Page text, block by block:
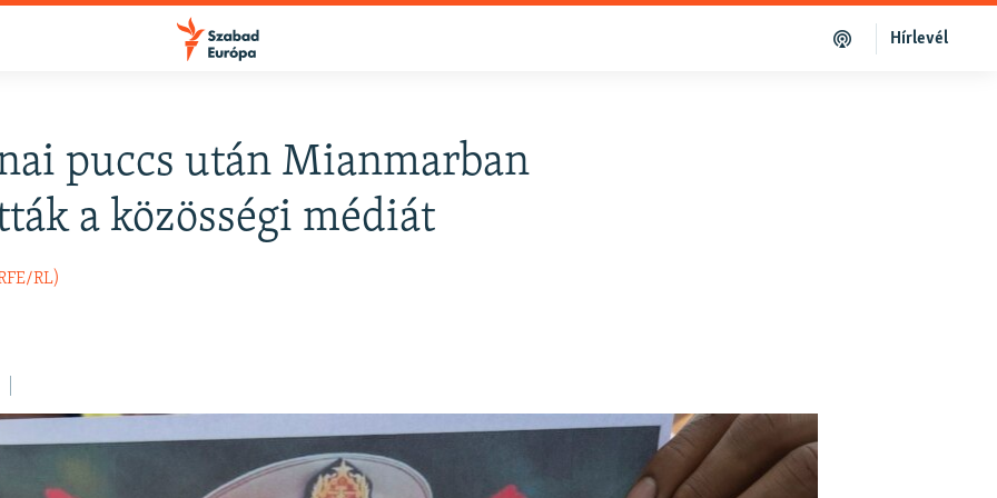
Hírlevél
puccs után Mianmarban
a közösségi médiát
RL)
FELIRATKOZÁS